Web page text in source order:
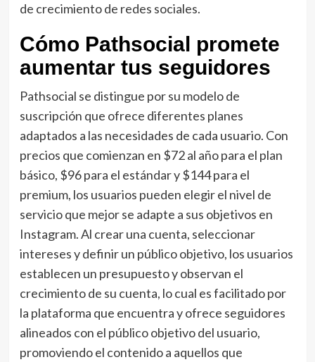
de crecimiento de redes sociales.
Cómo Pathsocial promete
aumentar tus seguidores
Pathsocial se distingue por su modelo de
suscripción que ofrece diferentes planes
adaptados a las necesidades de cada usuario. Con
precios que comienzan en $72 al año para el plan
básico, $96 para el estándar y $144 para el
premium, los usuarios pueden elegir el nivel de
servicio que mejor se adapte a sus objetivos en
Instagram. Al crear una cuenta, seleccionar
intereses y definir un público objetivo, los usuarios
establecen un presupuesto y observan el
crecimiento de su cuenta, lo cual es facilitado por
la plataforma que encuentra y ofrece seguidores
alineados con el público objetivo del usuario,
promoviendo el contenido a aquellos que